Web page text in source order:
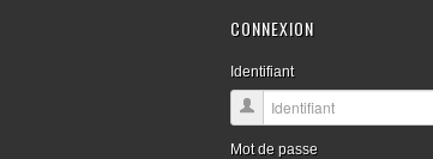
CONNEXION
Identifiant
Mot de passe